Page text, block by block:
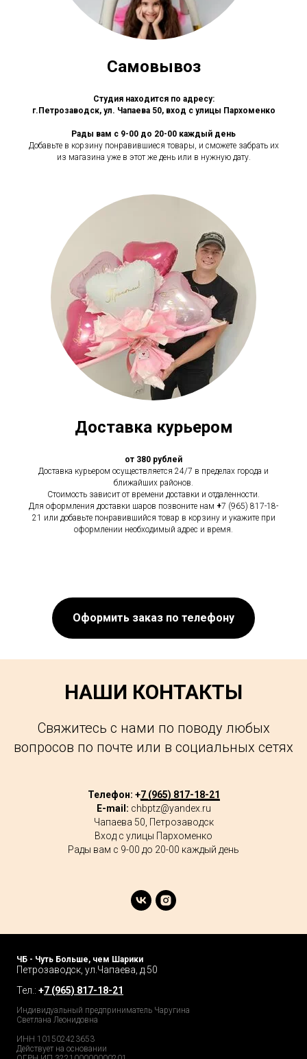
Самовывоз
Студия находится по адресу:
г.Петрозаводск, ул. Чапаева 50, вход с улицы Пархоменко
Рады вам с 9-00 до 20-00 каждый день
Добавьте в корзину понравившиеся товары, и сможете забрать их
из магазина уже в этот же день или в нужную дату.
Доставка курьером
от 380 рублей
Доставка курьером осуществляется 24/7 в пределах города и
ближайших районов.
Стоимость зависит от времени доставки и отдаленности.
Для оформления доставки шаров позвоните нам +7 (965) 817-18-
21 или добавьте понравившийся товар в корзину и укажите при
оформлении необходимый адрес и время.
Оформить заказ по телефону
НАШИ КОНТАКТЫ
Свяжитесь с нами по поводу любых
вопросов по почте или в социальных сетях
Телефон: +7 (965) 817-18-21
E-mail: chbptz@yandex.ru
Чапаева 50, Петрозаводск
Вход с улицы Пархоменко
Рады вам с 9-00 до 20-00 каждый день
ЧБ - Чуть Больше, чем Шарики
Петрозаводск, ул.Чапаева, д.50
Тел.: +7 (965) 817-18-21
Индивидуальный предприниматель Чаругина
Светлана Леонидовна
ИНН 101502423653
Действует на основании